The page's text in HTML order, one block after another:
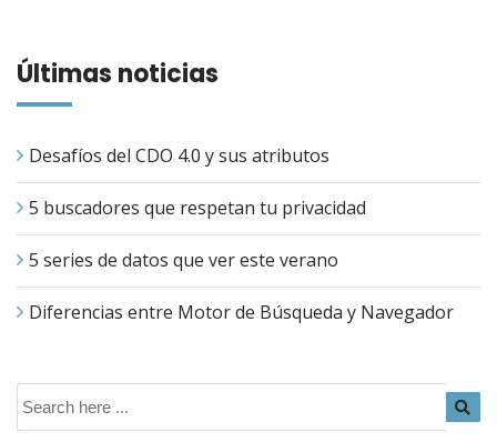
Últimas noticias
Desafíos del CDO 4.0 y sus atributos
5 buscadores que respetan tu privacidad
5 series de datos que ver este verano
Diferencias entre Motor de Búsqueda y Navegador